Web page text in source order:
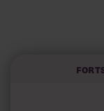
familjeföretag,